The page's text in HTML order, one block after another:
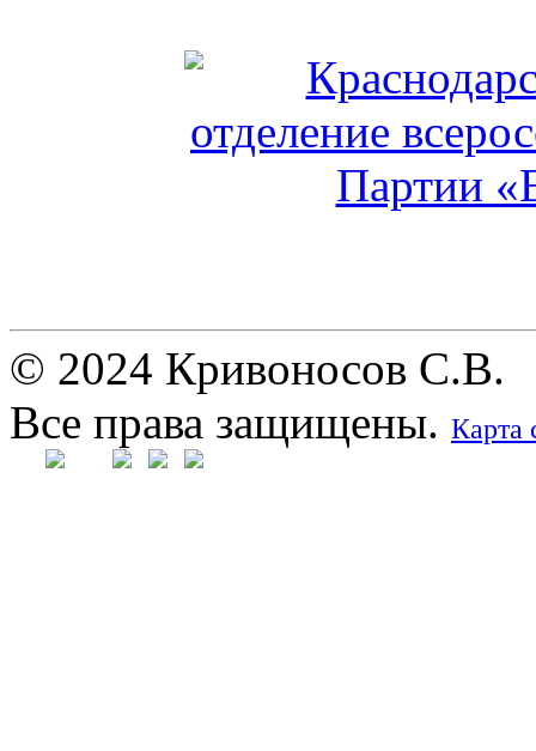
© 2024 Кривоносов С.В.
Все права защищены. Карта